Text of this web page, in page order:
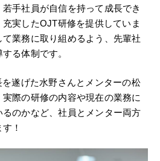
手社員が自信を持って成長でき
実したOJT研修を提供していま
業務に取り組めるよう、先輩社
る体制です。
遂げた水野さんとメンターの松
際の研修の内容や現在の業務に
のかなど、社員とメンター両方
！